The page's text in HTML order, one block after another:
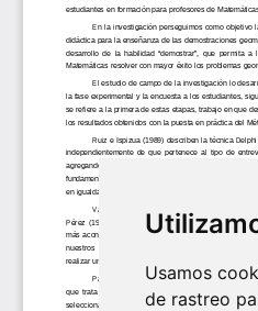
Usamos
de rastreo